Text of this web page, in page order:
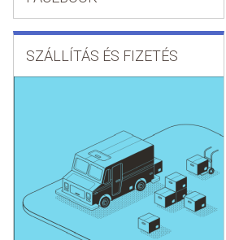
SZÁLLÍTÁS ÉS FIZETÉS